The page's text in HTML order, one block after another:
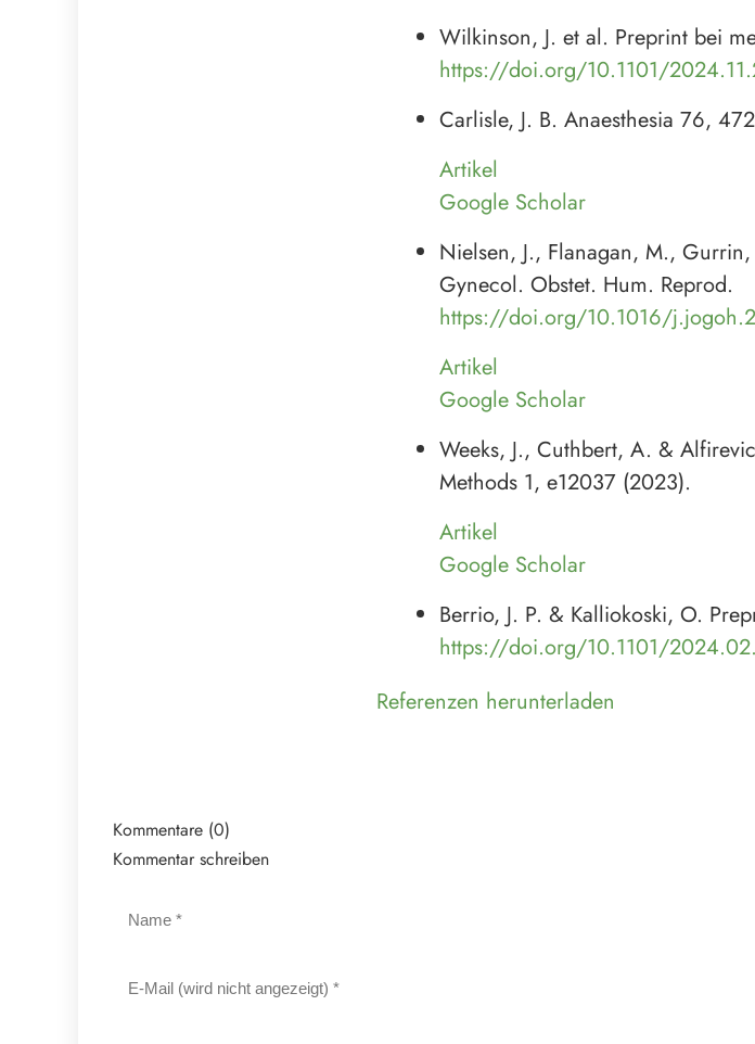
Wilkinson, J. et al. Preprint bei
https://doi.org/10.1101/
Carlisle, J. B. Anaesthesia 76,
Artikel
Google Scholar
Nielsen, J., Flanagan, M.,
Gynecol. Obstet. Hum. Reprod.
https://doi.org/10.1016/
Artikel
Google Scholar
Weeks, J., Cuthbert, A. &
Methods 1, e12037 (2023).
Artikel
Google Scholar
Berrio, J. P. & Kalliokoski, O.
https://doi.org/10.1101/
Referenzen herunterladen
Kommentare (0)
Kommentar schreiben